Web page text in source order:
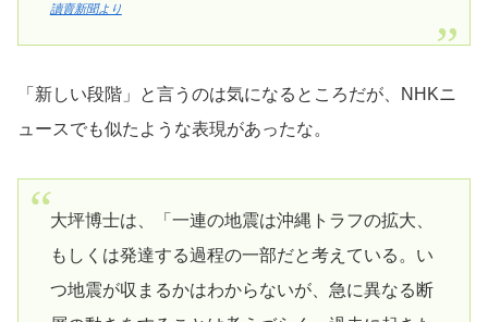
讀賣新聞より
「新しい段階」と言うのは気になるところだが、NHKニ
ュースでも似たような表現があったな。
大坪博士は、「一連の地震は沖縄トラフの拡大、
もしくは発達する過程の一部だと考えている。い
つ地震が収まるかはわからないが、急に異なる断